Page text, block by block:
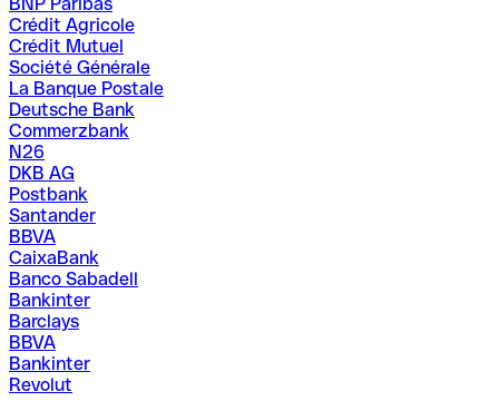
BNP Paribas
Crédit Agricole
Crédit Mutuel
Société Générale
La Banque Postale
Deutsche Bank
Commerzbank
N26
DKB AG
Postbank
Santander
BBVA
CaixaBank
Banco Sabadell
Bankinter
Barclays
BBVA
Bankinter
Revolut